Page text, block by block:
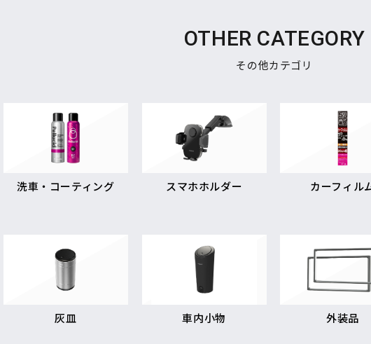
OTHER CATEGORY
その他カテゴリ
洗車・コーティング スマホホルダー カーフィル
灰皿 車内小物 外装品